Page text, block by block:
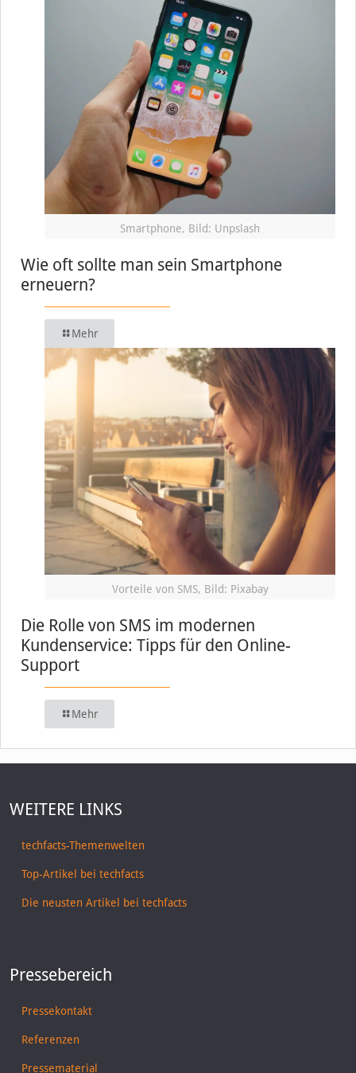
Smartphone, Bild: Unpslash
Wie oft sollte man sein Smartphone
erneuern?
Mehr
Vorteile von SMS, Bild: Pixabay
Die Rolle von SMS im modernen
Kundenservice: Tipps für den Online-
Support
Mehr
WEITERE LINKS
techfacts-Themenwelten
Top-Artikel bei techfacts
Die neusten Artikel bei techfacts
Pressebereich
Pressekontakt
Referenzen
Pressematerial